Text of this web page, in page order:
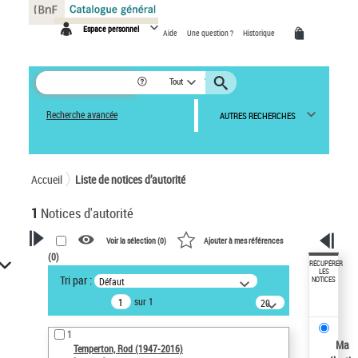
Espace personnel Aide Une question ? Historique
Tout
Recherche avancée AUTRES RECHERCHES
Accueil Liste de notices d’autorité
1 Notices d'autorité
VOTRE RECHERCHE
Recherche avancée dans les
notices d’autorité
Œuvres liées à l'auteur :
Temperton, Rod (1947-2016)
Voir la sélection (0) Ajouter à mes références
(0)
Tri par : Défaut
sur 1
20
résultats/page
1
Temperton, Rod (1947-2016)
RÉCUPÉRER
LES
NOTICES
Ma
Panneau de gestion des cookies